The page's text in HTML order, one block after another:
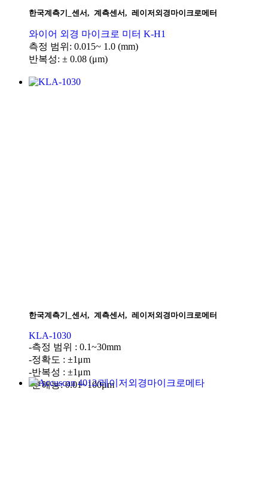
한국계측기_센서 , 계측센서, 레이저외경마이크로메터
와이어 외경 마이크로 미터 K-H1
측정 범위: 0.015~ 1.0 (mm)
반복성: ± 0.08 (μm)
한국계측기_센서 , 계측센서, 레이저외경마이크로메터
KLA-1030
-측정 범위 : 0.1~30mm
-정확도 : ±1μm
-반복성 : ±1μm
-분해능: 0.01~100μm